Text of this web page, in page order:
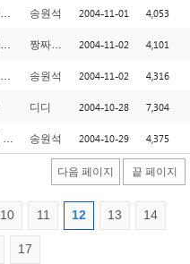
송원석 2004-11-01 4,053
짱짜짱(무지막지초보) 2004-11-02 4,101
송원석 2004-11-02 4,316
디디 2004-10-28 7,304
송원석 2004-10-29 4,375
다음 페이지 끝 페이지
10 11 12 13 14
17